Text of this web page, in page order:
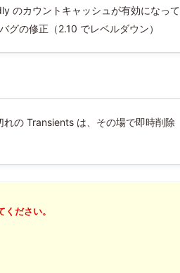
のカウントキャッシュが有効になって
グの修正（2.10 でレベルダウン）
の Transients は、その場で即時削除
ださい。